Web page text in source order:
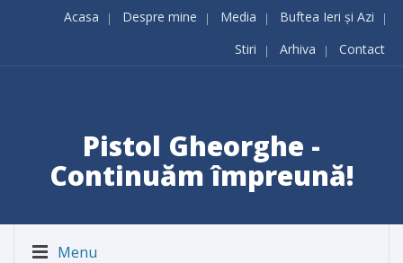
Acasa Despre mine Media
Buftea Ieri și Azi
Stiri
Arhiva Contact
Pistol Gheorghe -
Continuăm împreună!
Menu